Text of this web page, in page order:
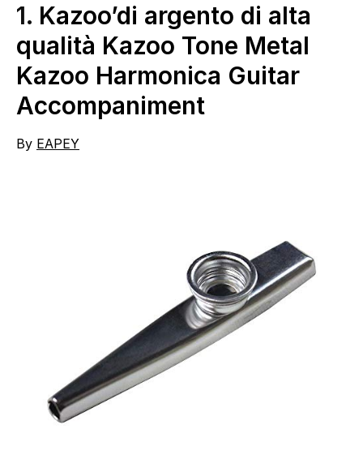
1. Kazoo’di argento di alta
qualità Kazoo Tone Metal
Kazoo Harmonica Guitar
Accompaniment
By EAPEY